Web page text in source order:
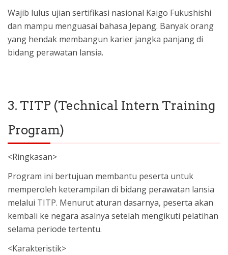
Wajib lulus ujian sertifikasi nasional Kaigo Fukushishi
dan mampu menguasai bahasa Jepang. Banyak orang
yang hendak membangun karier jangka panjang di
bidang perawatan lansia.
3. TITP (Technical Intern Training
Program)
<Ringkasan>
Program ini bertujuan membantu peserta untuk
memperoleh keterampilan di bidang perawatan lansia
melalui TITP. Menurut aturan dasarnya, peserta akan
kembali ke negara asalnya setelah mengikuti pelatihan
selama periode tertentu.
<Karakteristik>